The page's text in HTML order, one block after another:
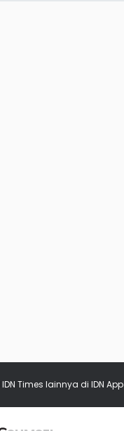
IDN Times lainnya di IDN App